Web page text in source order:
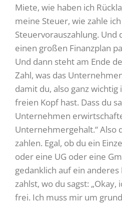
Miete, wie haben ich
meine Steuer, wie zahle
Steuervorauszahlung. Und
einen großen Finanzplan
Und dann steht am Ende
Zahl, was das
damit du, also ganz wichtig
freien Kopf hast. Dass du
Unternehmen
Unternehmergehalt.“ Also
zahlen. Egal, ob du ein
oder eine UG oder eine
gedanklich auf ein
zahlst, wo du sagst:
frei. Ich muss mir um